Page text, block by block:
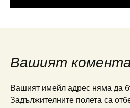
Вашият
Вашият имейл адрес няма да
Задължителните полета са